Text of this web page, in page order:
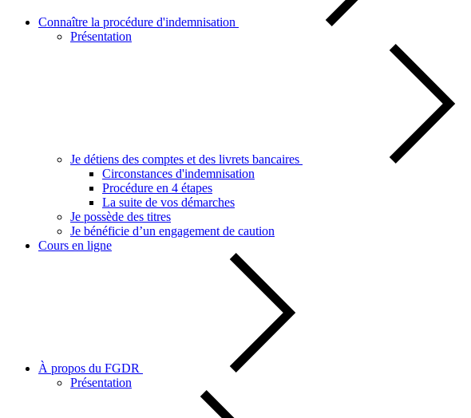
Connaître la procédure d'indemnisation
Présentation
Je détiens des comptes et des livrets bancaires
Circonstances d'indemnisation
Procédure en 4 étapes
La suite de vos démarches
Je possède des titres
Je bénéficie d’un engagement de caution
Cours en ligne
À propos du FGDR
Présentation